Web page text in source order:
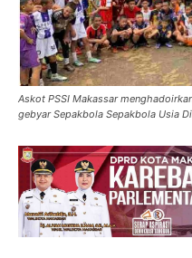
Askot PSSI Makassar
gebyar Sepakbola Sepakbola Usia